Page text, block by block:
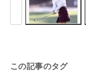
この記事のタグ